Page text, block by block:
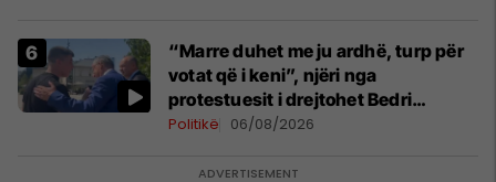
“Marre duhet me ju ardhë, turp për
votat që i keni”, njëri nga
protestuesit i drejtohet Bedri
Hamzës
Politikë 06/08/2026